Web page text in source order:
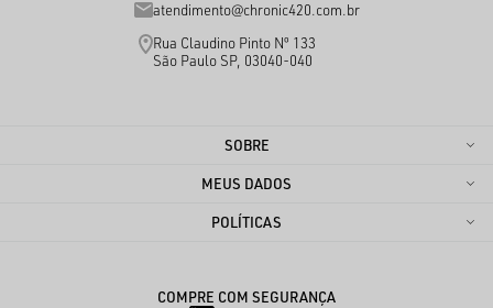
atendimento@chronic420.com.br
Rua Claudino Pinto Nº 133
São Paulo SP, 03040-040
SOBRE
MEUS DADOS
POLÍTICAS
COMPRE COM SEGURANÇA